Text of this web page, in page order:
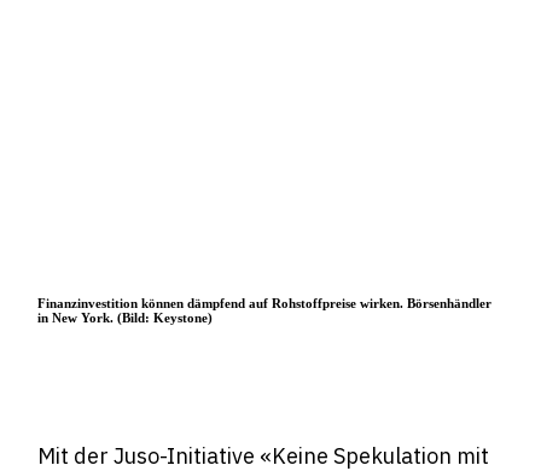
Finanzinvestition können dämpfend auf Rohstoffpreise wirken. Börsenhändler
in New York. (Bild: Keystone)
Mit der Juso-Initiative «Keine Spekulation mit